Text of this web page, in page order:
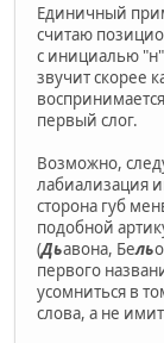
Единичный
считаю
с инициалью "н"
звучит скорее
первый слог.
Возможно,
лабиализация
сторона губ
подобной
(Дьавона, Бель
первого
усомниться в
слова, а не